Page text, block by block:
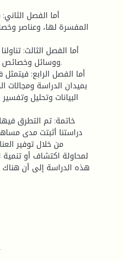
أما الفصل
المفسرة لها، وعناصر
أما الفصل الثالث:
ووسائل وخصائص
أما الفصل الرابع:
بميدان الدراسة
البيانات وتحليل
خاتمة: تم التطرق
دراستنا أثبتت مدى
من خلال توفير
لمحاولة اكتشاف أو تنمية
هذه الدراسة إلى أن هناك